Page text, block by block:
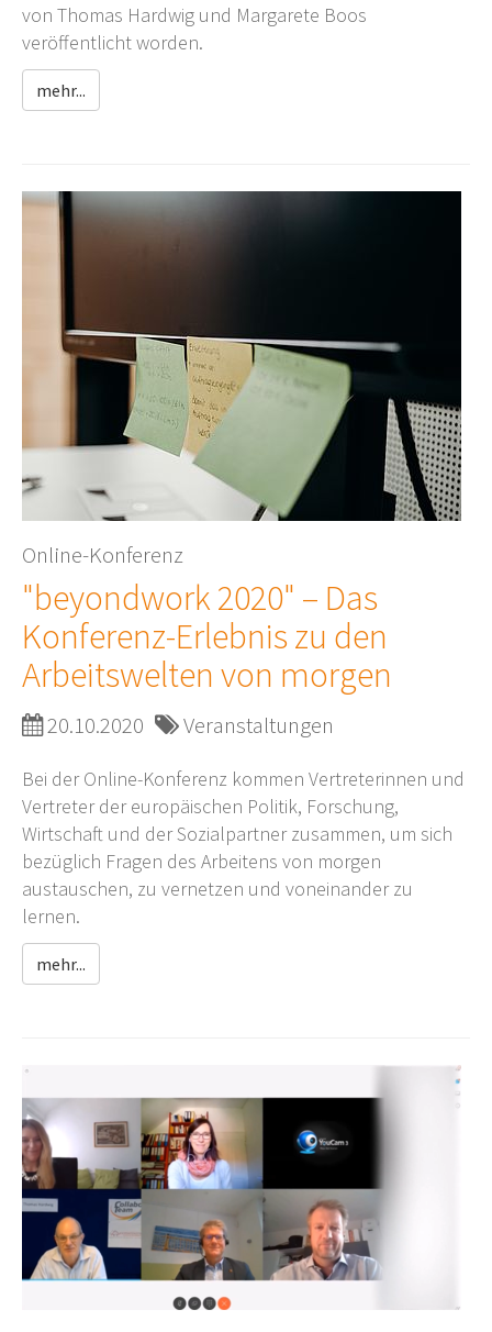
von Thomas Hardwig und Margarete Boos
veröffentlicht worden.
mehr...
Online-Konferenz
"beyondwork 2020" – Das
Konferenz-Erlebnis zu den
Arbeitswelten von morgen
20.10.2020 Veranstaltungen
Bei der Online-Konferenz kommen Vertreterinnen und
Vertreter der europäischen Politik, Forschung,
Wirtschaft und der Sozialpartner zusammen, um sich
bezüglich Fragen des Arbeitens von morgen
austauschen, zu vernetzen und voneinander zu
lernen.
mehr...